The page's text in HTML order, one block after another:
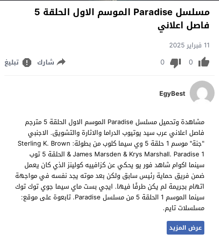
مسلسل Paradise الموسم الاول الحلقة 5
فاصل اعلاني
11 فبراير 2025
0
0 شارك تبليغ
EgyBest
مشاهدة وتحميل مسلسل Paradise الموسم الاول الحلقة 5 مترجم
فاصل اعلاني عرب سيد يوتيوب الدراما والاثارة والتشويق. الاجنبي
"جنة" موسم 1 حلقة 5 وي سيما كلوب من بطولة: Sterling K. Brown
& James Marsden & Krys Marshall. Paradise 1 الحلقة 5 توب
سينما اكوام شاهد فور يو يحكي عن كزافييه كولينز الذي كان يعمل
ضمن فريق حماية رئيس سابق ولكن بعد موته يجد نفسه في مواجهة
اتهام بجريمة لم يكن طرفًا فيها. ايجي بست ماي سيما جوي توك توك
سينما الموسم 1 الحلقة 5 من مسلسل Paradise. تابعوة على موقع:
مسلسلات تايم.
عرض المزيد